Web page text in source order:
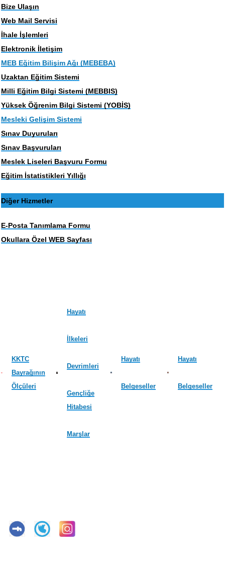
Bize Ulaşın
Web Mail Servisi
İhale İşlemleri
Elektronik İletişim
MEB Eğitim Bilişim Ağı (MEBEBA)
Uzaktan Eğitim Sistemi
Milli Eğitim Bilgi Sistemi (MEBBIS)
Yüksek Öğrenim Bilgi Sistemi (YOBİS)
Mesleki Gelişim Sistemi
Sınav Duyuruları
Sınav Başvuruları
Meslek Liseleri Başvuru Formu
Eğitim İstatistikleri Yıllığı
Diğer Hizmetler
E-Posta Tanımlama Formu
Okullara Özel WEB Sayfası
KKTC
Bayrağının
Ölçüleri
Hayatı
İlkeleri
Devrimleri
Gençliğe
Hitabesi
Marşlar
Hayatı
Belgeseller
Hayatı
Belgeseller